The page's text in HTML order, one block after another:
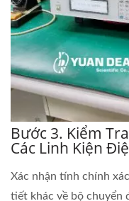
Bước 3. Kiểm
Các Linh Kiện
Xác nhận tính chính
tiết khác về bộ chuyển